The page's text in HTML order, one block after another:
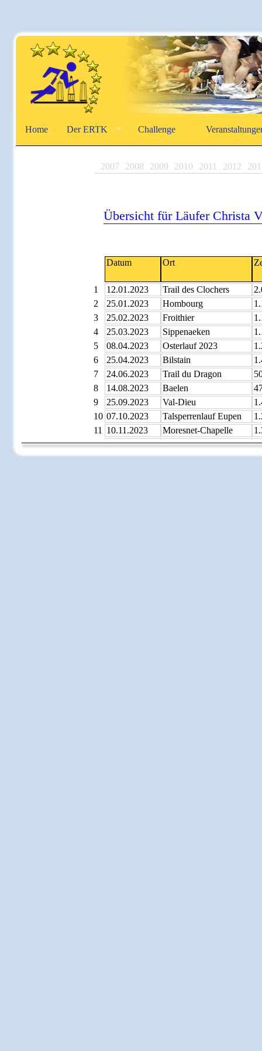
Home Der ERTK Challenge
2007 2008 2009 2010 2011 2012
Übersicht für Läufer Christa
Datum Ort
1 12.01.2023 Trail des Clochers
2
25.01.2023 Hombourg
3
25.02.2023 Froithier
4
25.03.2023 Sippenaeken
5
08.04.2023 Osterlauf 2023
6
25.04.2023 Bilstain
7
24.06.2023 Trail du Dragon
8
14.08.2023 Baelen
9
25.09.2023 Val-Dieu
10 07.10.2023 Talsperrenlauf Eupen
11
10.11.2023 Moresnet-Chapelle
12 23.12.2023 Trail de Noel Hombourg